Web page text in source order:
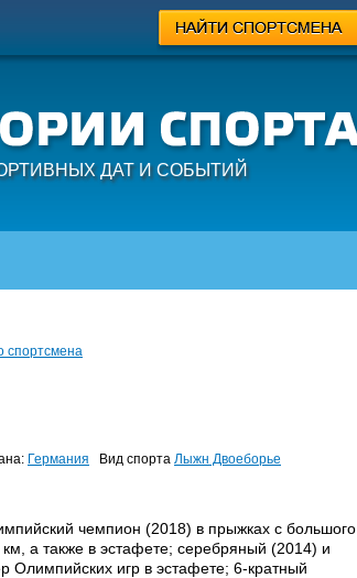
ДАТ И СОБЫТИЙ
спортсмена
Германия Вид спорта Лыжн Двоеборье
чемпион (2018) в прыжках с большого
а также в эстафете; серебряный (2014) и
Олимпийских игр в эстафете; 6-кратный